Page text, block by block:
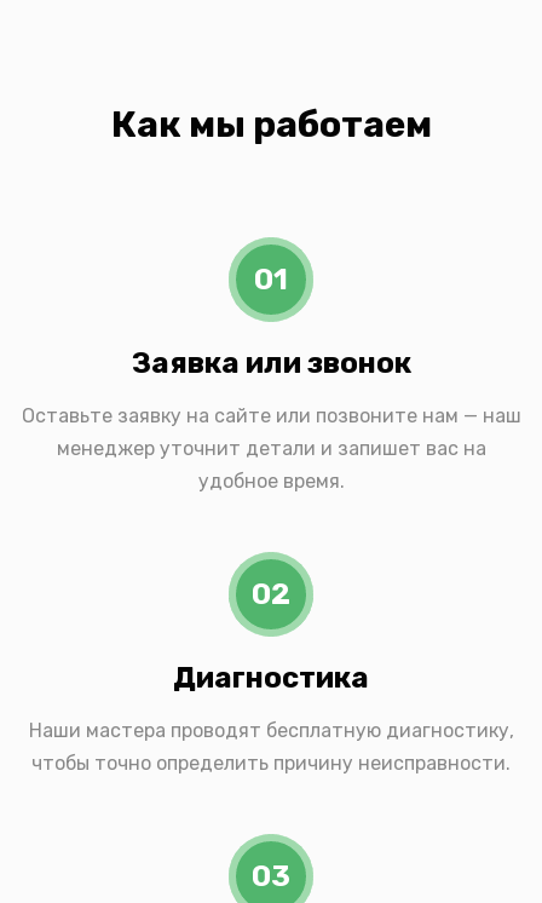
Как мы работаем
01
Заявка или звонок
Оставьте заявку на сайте или позвоните нам — наш
менеджер уточнит детали и запишет вас на
удобное время.
02
Диагностика
Наши мастера проводят бесплатную диагностику,
чтобы точно определить причину неисправности.
03